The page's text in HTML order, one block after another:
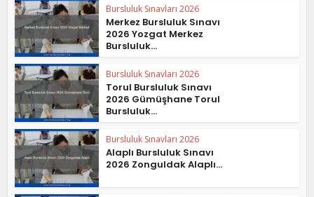
Bursluluk Sınavları 2026
Merkez Bursluluk Sınavı
2026 Yozgat Merkez
Bursluluk...
Bursluluk Sınavları 2026
Torul Bursluluk Sınavı
2026 Gümüşhane Torul
Bursluluk...
Bursluluk Sınavları 2026
Alaplı Bursluluk Sınavı
2026 Zonguldak Alaplı...